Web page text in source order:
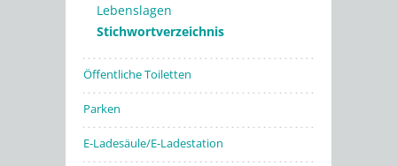
Lebenslagen
Stichwortverzeichnis
Öffentliche Toiletten
Parken
E-Ladesäule/E-Ladestation